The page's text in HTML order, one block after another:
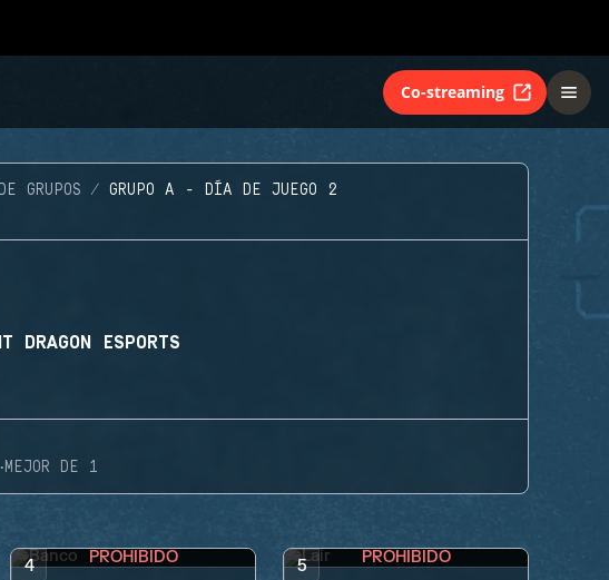
Co-streaming
GRUPOS GRUPO A - DÍA DE JUEGO 2
DRAGON ESPORTS
·MEJOR DE 1
4 PROHIBIDO 5 PROHIBIDO